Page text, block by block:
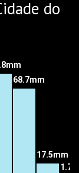
do
68.7mm
17.5mm